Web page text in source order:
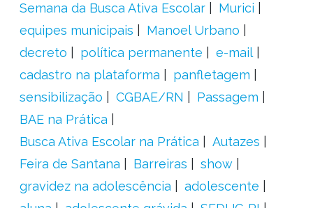
Semana da Busca Ativa Escolar
Murici
equipes municipais
Manoel Urbano
decreto
política permanente
e-mail
cadastro na plataforma
panfletagem
sensibilização
CGBAE/RN
Passagem
BAE na Prática
Busca Ativa Escolar na Prática
Autazes
Feira de Santana
Barreiras
show
gravidez na adolescência
adolescente